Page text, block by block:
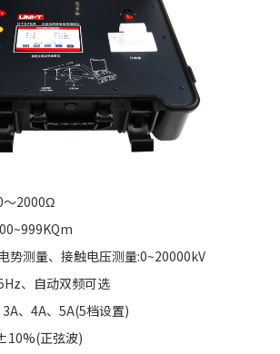
～2000Ω
势测量、接触电压测量:0~20000kV
、自动双频可选
、4A、5A(5档设置)
正弦波)